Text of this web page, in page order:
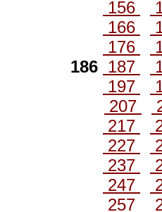
156
166
176
186 187
197
207
217
227
237
247
257